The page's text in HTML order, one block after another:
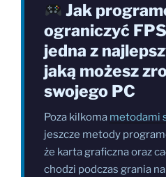
Jak
ograniczyć
jedna z
jaką możesz
swojego PC
Poza kilkoma metodami
jeszcze metody
że karta graficzna oraz
chodzi podczas grania